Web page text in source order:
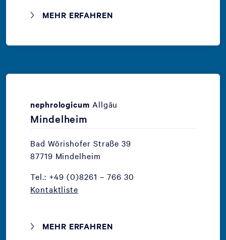
MEHR ERFAHREN
nephrologicum Allgäu
Mindelheim
Bad Wörishofer Straße 39
87719 Mindelheim
Tel.: +49 (0)8261 – 766 30
Kontaktliste
MEHR ERFAHREN